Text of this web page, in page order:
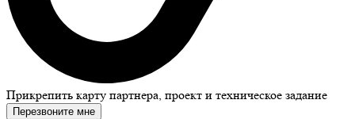
Прикрепить карту партнера, проект и техническое задание
Перезвоните мне